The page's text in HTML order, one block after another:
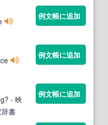
例文帳に追加
例文帳に追加
- 映
書
例文帳に追加